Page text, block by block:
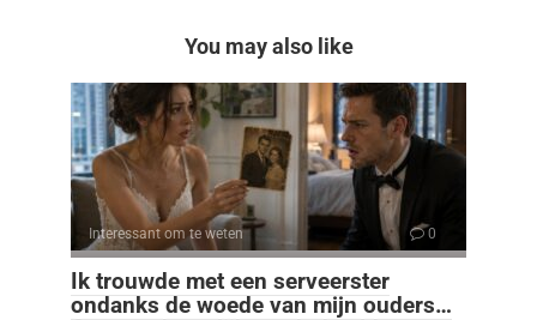
You may also like
Interessant om te weten 0
Ik trouwde met een serveerster
ondanks de woede van mijn ouders…